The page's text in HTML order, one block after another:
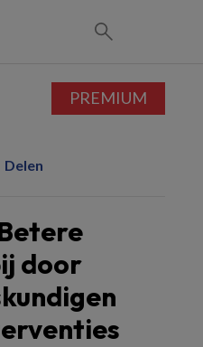
Delen
door
PREMIUM